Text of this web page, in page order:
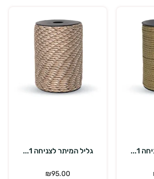
גליל המיתר לצניחה 1...
₪95.00